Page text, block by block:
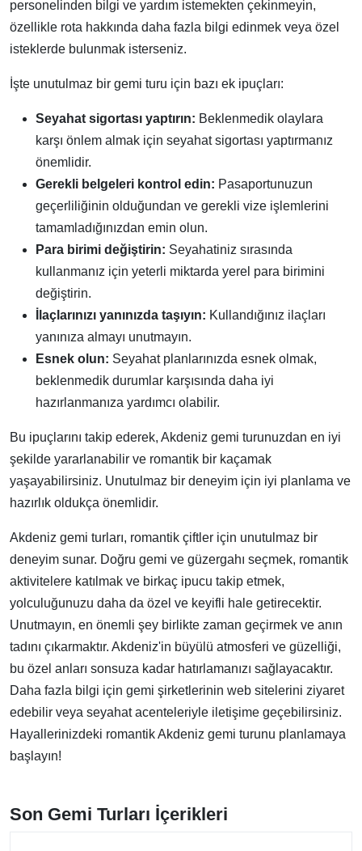
personelinden bilgi ve yardım istemekten çekinmeyin,
özellikle rota hakkında daha fazla bilgi edinmek veya özel
isteklerde bulunmak isterseniz.
İşte unutulmaz bir gemi turu için bazı ek ipuçları:
Seyahat sigortası yaptırın: Beklenmedik olaylara
karşı önlem almak için seyahat sigortası yaptırmanız
önemlidir.
Gerekli belgeleri kontrol edin: Pasaportunuzun
geçerliliğinin olduğundan ve gerekli vize işlemlerini
tamamladığınızdan emin olun.
Para birimi değiştirin: Seyahatiniz sırasında
kullanmanız için yeterli miktarda yerel para birimini
değiştirin.
İlaçlarınızı yanınızda taşıyın: Kullandığınız ilaçları
yanınıza almayı unutmayın.
Esnek olun: Seyahat planlarınızda esnek olmak,
beklenmedik durumlar karşısında daha iyi
hazırlanmanıza yardımcı olabilir.
Bu ipuçlarını takip ederek, Akdeniz gemi turunuzdan en iyi
şekilde yararlanabilir ve romantik bir kaçamak
yaşayabilirsiniz. Unutulmaz bir deneyim için iyi planlama ve
hazırlık oldukça önemlidir.
Akdeniz gemi turları, romantik çiftler için unutulmaz bir
deneyim sunar. Doğru gemi ve güzergahı seçmek, romantik
aktivitelere katılmak ve birkaç ipucu takip etmek,
yolculuğunuzu daha da özel ve keyifli hale getirecektir.
Unutmayın, en önemli şey birlikte zaman geçirmek ve anın
tadını çıkarmaktır. Akdeniz'in büyülü atmosferi ve güzelliği,
bu özel anları sonsuza kadar hatırlamanızı sağlayacaktır.
Daha fazla bilgi için gemi şirketlerinin web sitelerini ziyaret
edebilir veya seyahat acenteleriyle iletişime geçebilirsiniz.
Hayallerinizdeki romantik Akdeniz gemi turunu planlamaya
başlayın!
Son Gemi Turları İçerikleri